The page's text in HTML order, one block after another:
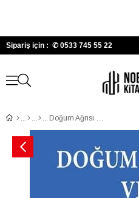
Sipariş için : ✆ 0533 745 55 22
Doğum Ağrısı ve Yönetimi